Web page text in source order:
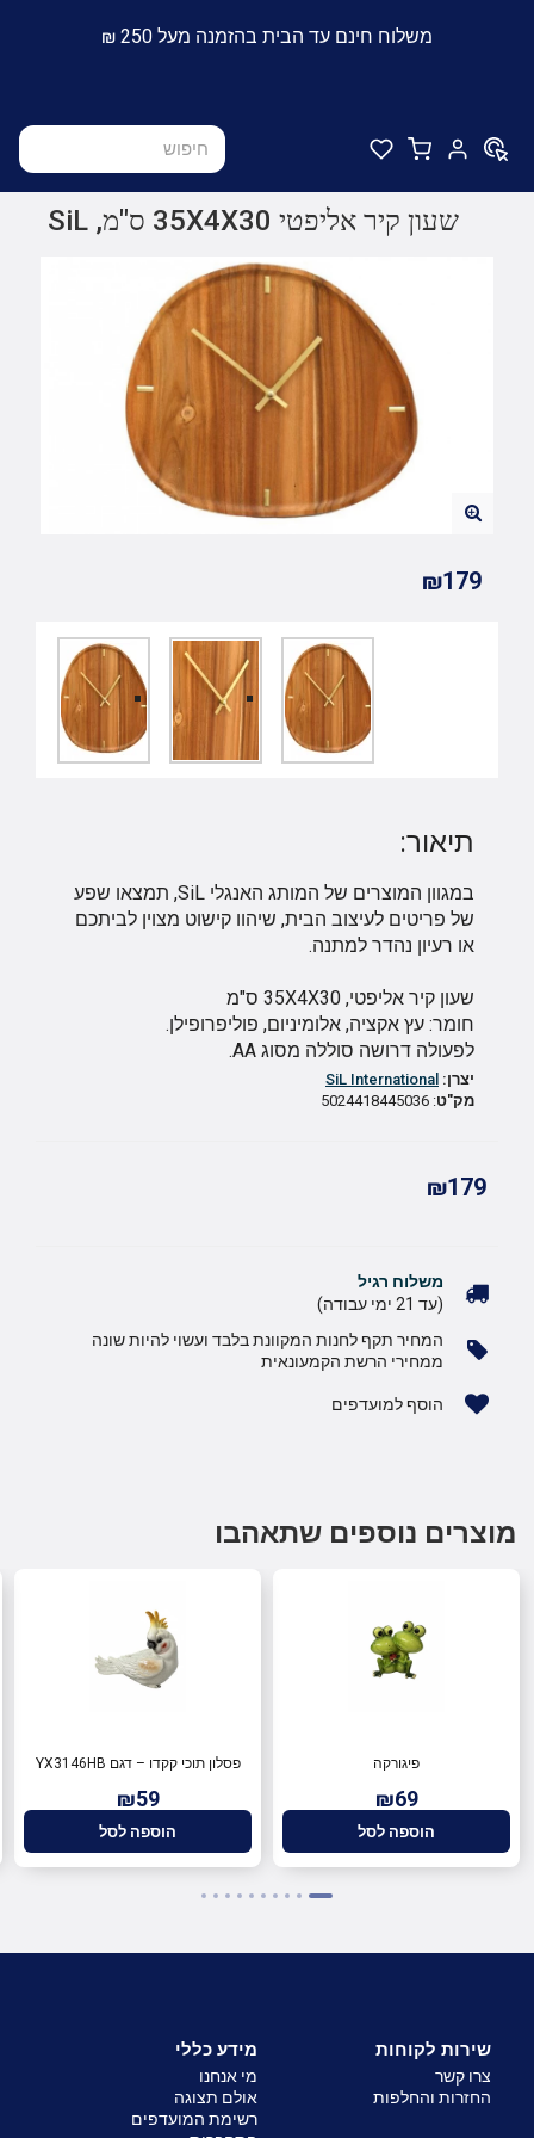
משלוח חינם עד הבית בהזמנה מעל 250 ₪
שעון קיר אליפטי 35X4X30 ס"מ, SiL
₪179
תיאור:
במגוון המוצרים של המותג האנגלי SiL, תמצאו שפע
של פריטים לעיצוב הבית, שיהוו קישוט מצוין לביתכם
או רעיון נהדר למתנה.
שעון קיר אליפטי, 35X4X30 ס"מ
חומר: עץ אקציה, אלומיניום, פוליפרופילן.
לפעולה דרושה סוללה מסוג AA.
יצרן: SiL International
מק"ט: 5024418445036
₪179
משלוח רגיל
(עד 21 ימי עבודה)
המחיר תקף לחנות המקוונת בלבד ועשוי להיות שונה
ממחירי הרשת הקמעונאית
הוסף למועדפים
מוצרים נוספים שתאהבו
פיגורקה
₪69
הוספה לסל
פסלון תוכי קקדו – דגם YX3146HB
₪59
הוספה לסל
שירות לקוחות
צרו קשר
החזרות והחלפות
מידע כללי
מי אנחנו
אולם תצוגה
רשימת המועדפים